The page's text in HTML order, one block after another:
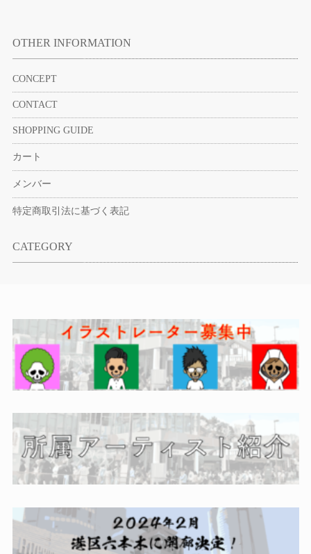
OTHER INFORMATION
CONCEPT
CONTACT
SHOPPING GUIDE
カート
メンバー
特定商取引法に基づく表記
CATEGORY